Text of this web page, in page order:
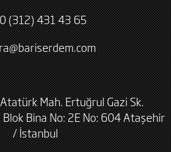
(312) 431 43 65
Mah. Ertuğrul Gazi Sk.
Bina No: 2E No: 604 Ataşehir
/ İstanbul